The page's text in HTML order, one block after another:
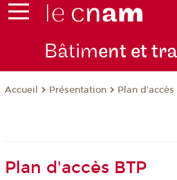
Bâtiment et
Accueil Présentation Plan d'accès
Plan d'accès BTP